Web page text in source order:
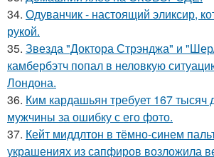
34. Одуванчик - настоящий эликсир,
рукой.
35. Звезда "Доктора Стрэнджа" и
камбербэтч попал в неловкую
Лондона.
36. Ким кардашьян требует 167 тысяч
мужчины за ошибку с его фото.
37. Кейт миддлтон в тёмно-синем
украшениях из сапфиров возложила